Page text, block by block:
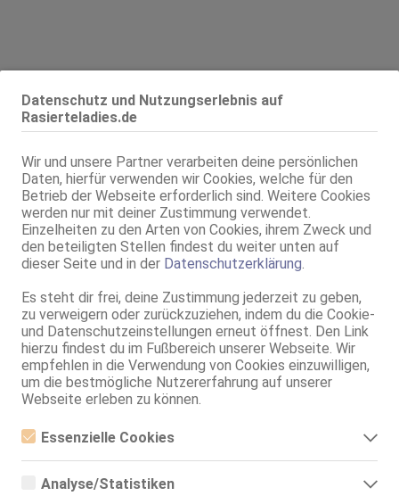
Datenschutz und Nutzungserlebnis auf
Rasierteladies.de
Wir und unsere Partner verarbeiten deine persönlichen
Daten, hierfür verwenden wir Cookies, welche für den
Betrieb der Webseite erforderlich sind. Weitere Cookies
werden nur mit deiner Zustimmung verwendet.
Einzelheiten zu den Arten von Cookies, ihrem Zweck und
den beteiligten Stellen findest du weiter unten auf
dieser Seite und in der Datenschutzerklärung.
Es steht dir frei, deine Zustimmung jederzeit zu geben,
zu verweigern oder zurückzuziehen, indem du die Cookie-
und Datenschutzeinstellungen erneut öffnest. Den Link
hierzu findest du im Fußbereich unserer Webseite. Wir
empfehlen in die Verwendung von Cookies einzuwilligen,
um die bestmögliche Nutzererfahrung auf unserer
Webseite erleben zu können.
Essenzielle Cookies
Essenzielle Cookies sind alle notwendigen Cookies, die für den
ermöglicht werden. Die Webseite kann ohne diese Cookies nicht
Analyse/Statistiken
Alter: 25 Jahre
Geschlecht: weiblich
Körpergröße: 172 cm
Oberweite: 75 A, natur
Typ: westeuropäisch
KF: 36
Intimbereich: total rasiert
Haare: schwarz, schulterlang, gelockt
Augen: braun
Haut: mittel
Sprachen:
Deutsch